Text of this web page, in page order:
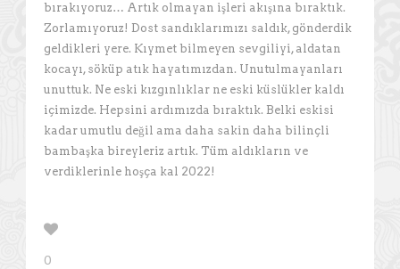
bırakıyoruz… Artık olmayan işleri akışına bıraktık.
Zorlamıyoruz! Dost sandıklarımızı saldık, gönderdik
geldikleri yere. Kıymet bilmeyen sevgiliyi, aldatan
kocayı, söküp atık hayatımızdan. Unutulmayanları
unuttuk. Ne eski kızgınlıklar ne eski küslükler kaldı
içimizde. Hepsini ardımızda bıraktık. Belki eskisi
kadar umutlu değil ama daha sakin daha bilinçli
bambaşka bireyleriz artık. Tüm aldıkların ve
verdiklerinle hoşça kal 2022!
0